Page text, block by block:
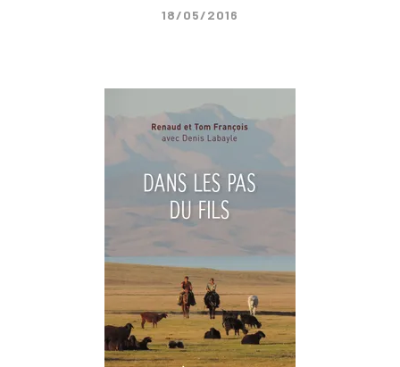
18/05/2016